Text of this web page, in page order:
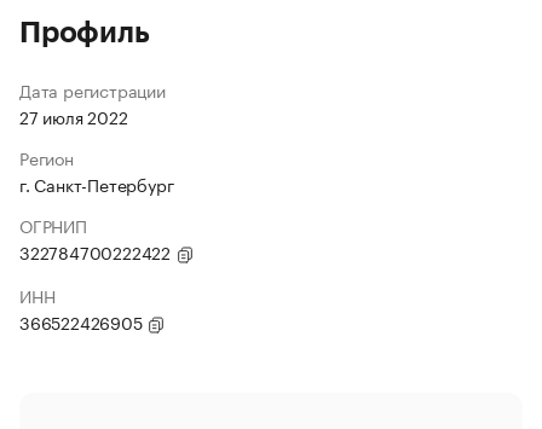
Профиль
Дата регистрации
27 июля 2022
Регион
г. Санкт-Петербург
ОГРНИП
322784700222422
ИНН
366522426905